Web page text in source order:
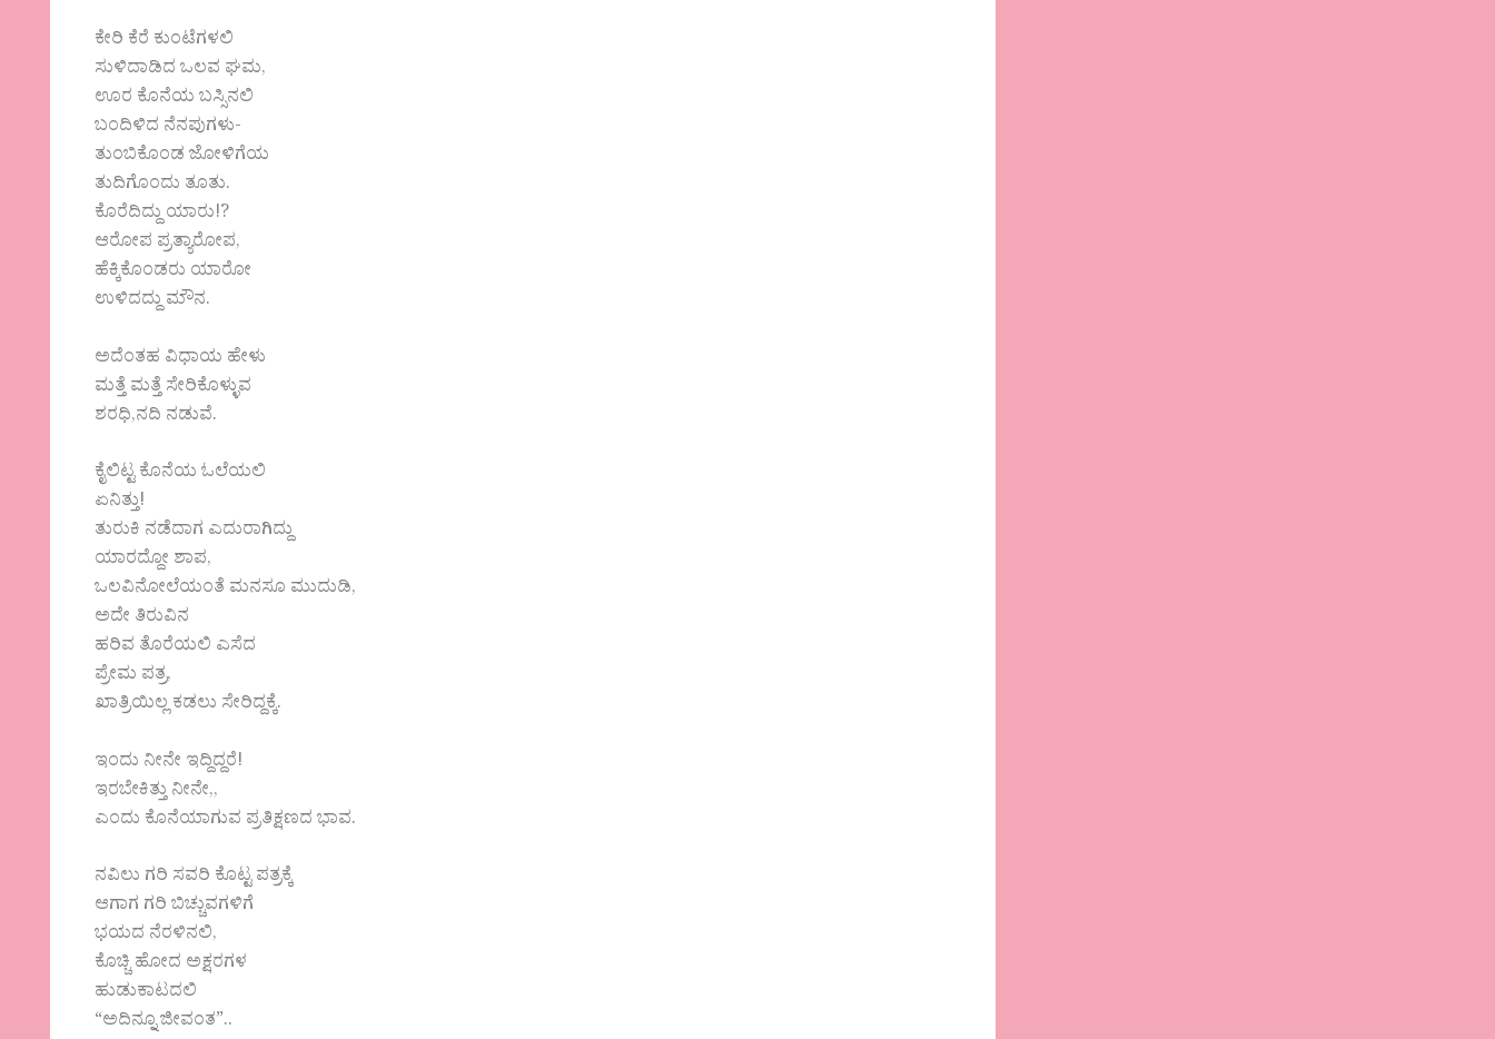
ಕೇರಿ ಕೆರೆ ಕುಂಟೆಗಳಲಿ
ಸುಳಿದಾಡಿದ ಒಲವ ಘಮ,
ಊರ ಕೊನೆಯ ಬಸ್ಸಿನಲಿ
ಬಂದಿಳಿದ ನೆನಪುಗಳು-
ತುಂಬಿಕೊಂಡ ಜೋಳಿಗೆಯ
ತುದಿಗೊಂದು ತೂತು.
ಕೊರೆದಿದ್ದು ಯಾರು!?
ಆರೋಪ ಪ್ರತ್ಯಾರೋಪ,
ಹೆಕ್ಕಿಕೊಂಡರು ಯಾರೋ
ಉಳಿದದ್ದು ಮೌನ.
ಅದೆಂತಹ ವಿಧಾಯ ಹೇಳು
ಮತ್ತೆ ಮತ್ತೆ ಸೇರಿಕೊಳ್ಳುವ
ಶರಧಿ,ನದಿ ನಡುವೆ.
ಕೈಲಿಟ್ಟ ಕೊನೆಯ ಓಲೆಯಲಿ
ಏನಿತ್ತು!
ತುರುಕಿ ನಡೆದಾಗ ಎದುರಾಗಿದ್ದು
ಯಾರದ್ದೋ ಶಾಪ,
ಒಲವಿನೋಲೆಯಂತೆ ಮನಸೂ ಮುದುಡಿ,
ಅದೇ ತಿರುವಿನ
ಹರಿವ ತೊರೆಯಲಿ ಎಸೆದ
ಪ್ರೇಮ ಪತ್ರ,
ಖಾತ್ರಿಯಿಲ್ಲ ಕಡಲು ಸೇರಿದ್ದಕ್ಕೆ.
ಇಂದು ನೀನೇ ಇದ್ದಿದ್ದರೆ!
ಇರಬೇಕಿತ್ತು ನೀನೇ,,
ಎಂದು ಕೊನೆಯಾಗುವ ಪ್ರತಿಕ್ಷಣದ ಭಾವ.
ನವಿಲು ಗರಿ ಸವರಿ ಕೊಟ್ಟ ಪತ್ರಕ್ಕೆ
ಆಗಾಗ ಗರಿ ಬಿಚ್ಚುವಗಳಿಗೆ
ಭಯದ ನೆರಳಿನಲಿ,
ಕೊಚ್ಚಿ ಹೋದ ಅಕ್ಷರಗಳ
ಹುಡುಕಾಟದಲಿ
“ಅದಿನ್ನೂ ಜೀವಂತ”..